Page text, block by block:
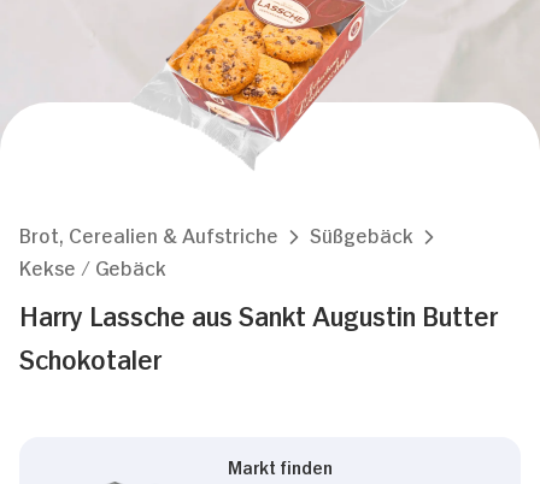
Brot, Cerealien & Aufstriche
Süßgebäck
Kekse / Gebäck
Harry Lassche aus Sankt Augustin Butter
Schokotaler
Markt finden